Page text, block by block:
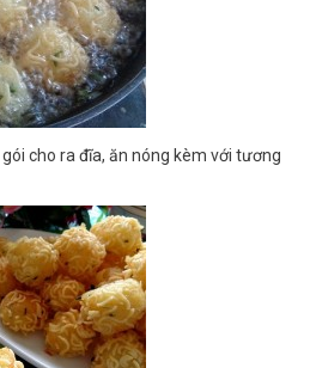
cho ra đĩa, ăn nóng kèm với tương